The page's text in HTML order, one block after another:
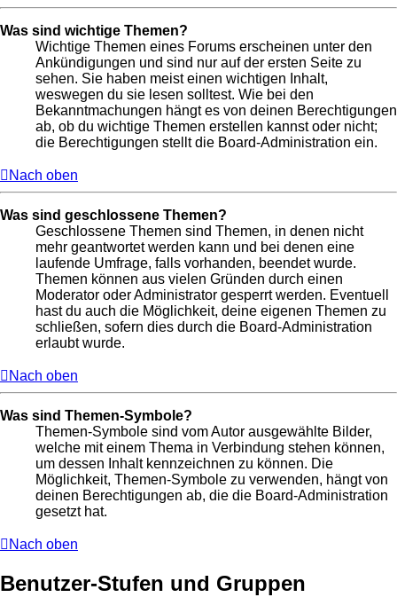
Was sind wichtige Themen?
Wichtige Themen eines Forums erscheinen unter den
Ankündigungen und sind nur auf der ersten Seite zu
sehen. Sie haben meist einen wichtigen Inhalt,
weswegen du sie lesen solltest. Wie bei den
Bekanntmachungen hängt es von deinen Berechtigungen
ab, ob du wichtige Themen erstellen kannst oder nicht;
die Berechtigungen stellt die Board-Administration ein.
Nach oben
Was sind geschlossene Themen?
Geschlossene Themen sind Themen, in denen nicht
mehr geantwortet werden kann und bei denen eine
laufende Umfrage, falls vorhanden, beendet wurde.
Themen können aus vielen Gründen durch einen
Moderator oder Administrator gesperrt werden. Eventuell
hast du auch die Möglichkeit, deine eigenen Themen zu
schließen, sofern dies durch die Board-Administration
erlaubt wurde.
Nach oben
Was sind Themen-Symbole?
Themen-Symbole sind vom Autor ausgewählte Bilder,
welche mit einem Thema in Verbindung stehen können,
um dessen Inhalt kennzeichnen zu können. Die
Möglichkeit, Themen-Symbole zu verwenden, hängt von
deinen Berechtigungen ab, die die Board-Administration
gesetzt hat.
Nach oben
Benutzer-Stufen und Gruppen